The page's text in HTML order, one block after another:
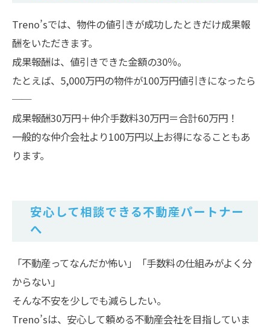
Treno’sでは、物件の値引きが成功したときだけ成果報
酬をいただきます。
成果報酬は、値引きできた金額の30％。
たとえば、5,000万円の物件が100万円値引きになったら
──
成果報酬30万円＋仲介手数料30万円＝合計60万円！
一般的な仲介会社より100万円以上お得になることもあ
ります。
安心して相談できる不動産パートナー
へ
「不動産ってなんだか怖い」「手数料の仕組みがよく分
からない」
そんな不安を少しでも減らしたい。
Treno’sは、安心して頼める不動産会社を目指していま